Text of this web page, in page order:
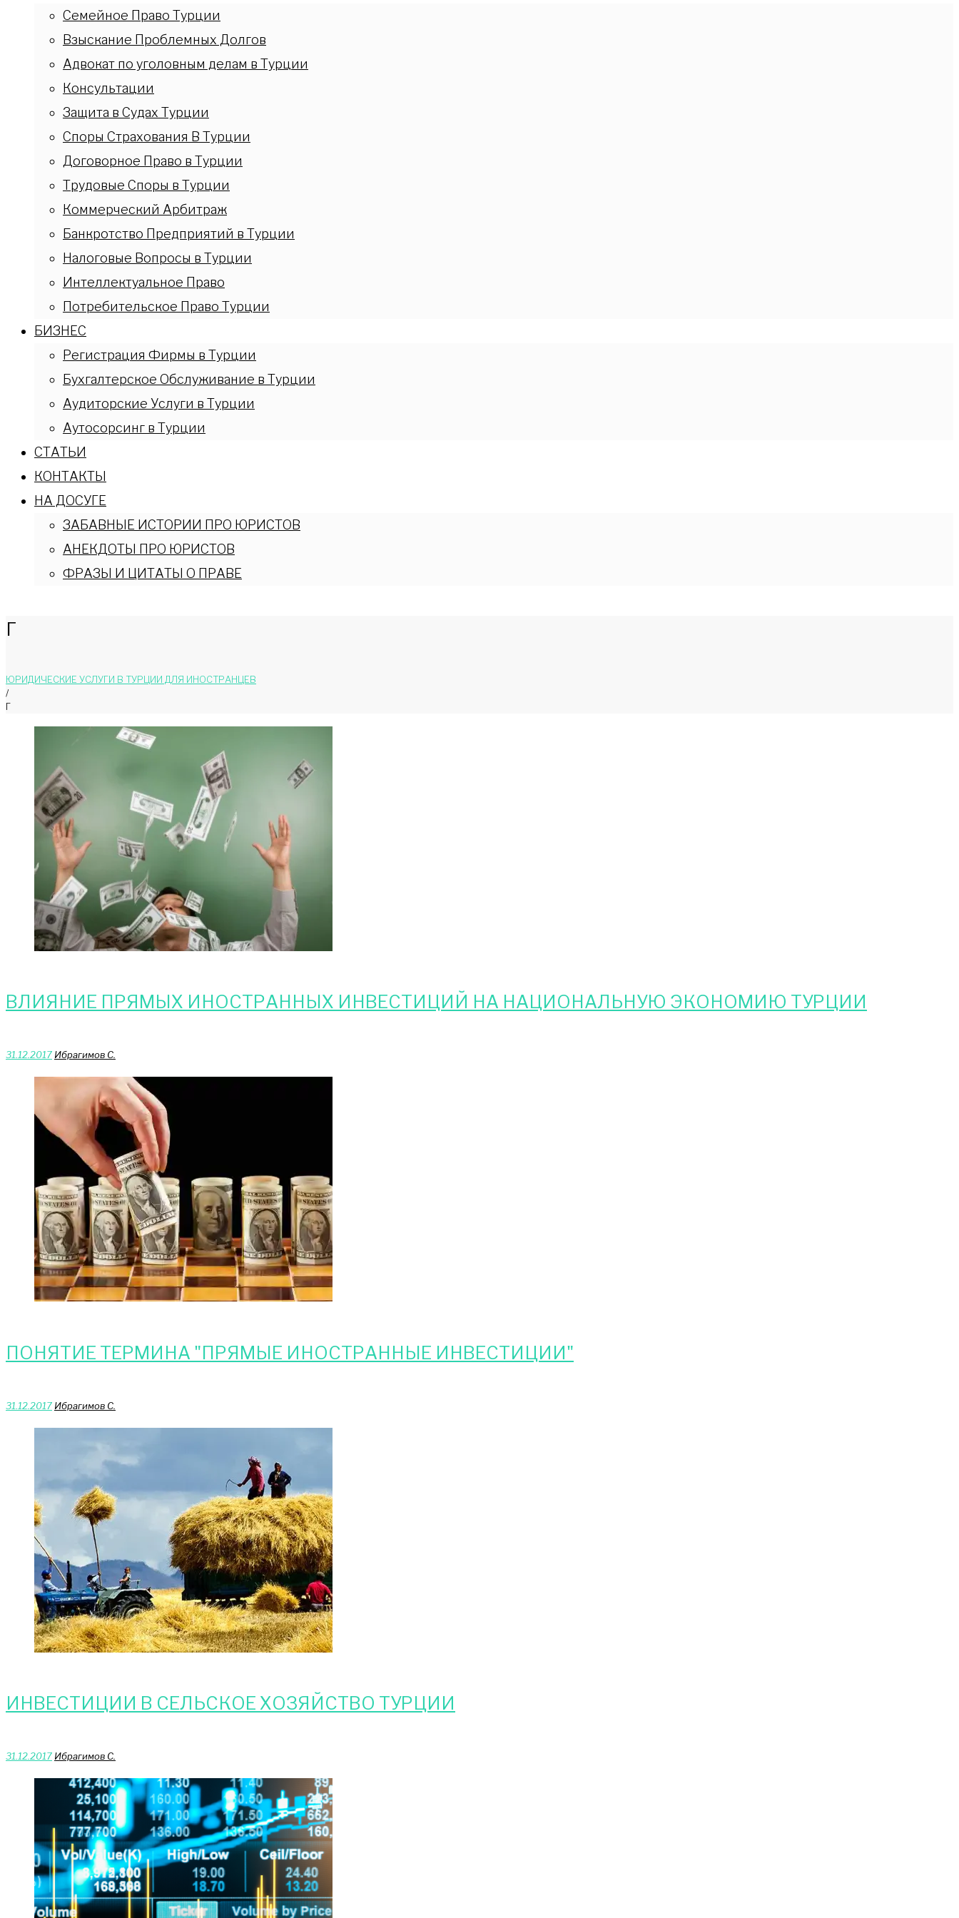
Семейное Право Турции
Взыскание Проблемных Долгов
Адвокат по уголовным делам в Турции
Консультации
Защита в Судах Турции
Споры Страхования В Турции
Договорное Право в Турции
Трудовые Споры в Турции
Коммерческий Арбитраж
Банкротство Предприятий в Турции
Налоговые Вопросы в Турции
Интеллектуальное Право
Потребительское Право Турции
БИЗНЕС
Регистрация Фирмы в Турции
Бухгалтерское Обслуживание в Турции
Аудиторские Услуги в Турции
Аутосорсинг в Турции
СТАТЬИ
КОНТАКТЫ
НА ДОСУГЕ
ЗАБАВНЫЕ ИСТОРИИ ПРО ЮРИСТОВ
АНЕКДОТЫ ПРО ЮРИСТОВ
ФРАЗЫ И ЦИТАТЫ О ПРАВЕ
Г
ЮРИДИЧЕСКИЕ УСЛУГИ В ТУРЦИИ ДЛЯ ИНОСТРАНЦЕВ
/
Г
Год:
2017
ВЛИЯНИЕ ПРЯМЫХ ИНОСТРАННЫХ ИНВЕСТИЦИЙ НА НАЦИОНАЛЬНУЮ ЭКОНОМИЮ ТУРЦИИ
31.12.2017 Ибрагимов С.
ПОНЯТИЕ ТЕРМИНА "ПРЯМЫЕ ИНОСТРАННЫЕ ИНВЕСТИЦИИ"
31.12.2017 Ибрагимов С.
ИНВЕСТИЦИИ В СЕЛЬСКОЕ ХОЗЯЙСТВО ТУРЦИИ
31.12.2017 Ибрагимов С.